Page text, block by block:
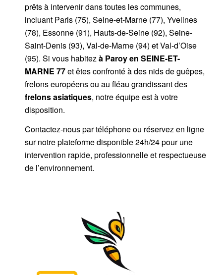
prêts à intervenir dans toutes les communes,
incluant Paris (75), Seine-et-Marne (77), Yvelines
(78), Essonne (91), Hauts-de-Seine (92), Seine-
Saint-Denis (93), Val-de-Marne (94) et Val-d’Oise
(95). Si vous habitez à Paroyen SEINE-ET-
MARNE 77et êtes confronté à des nids de guêpes,
frelons européens ou au fléau grandissant des
frelons asiatiques, notre équipe est à votre
disposition.
Contactez-nous partéléphoneou réservez en ligne
sur notre plateforme disponible 24h/24pour une
intervention rapide, professionnelle et respectueuse
de l’environnement.